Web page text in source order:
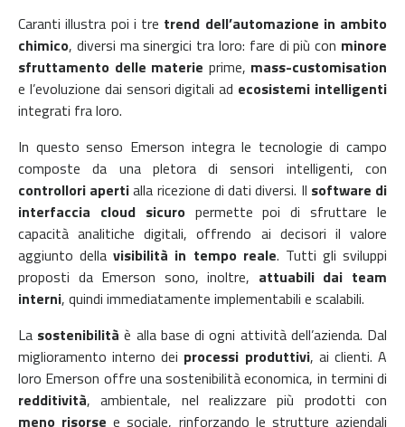
Caranti illustra poi i tre trend dell’automazione in ambito
chimico, diversi ma sinergici tra loro: fare di più con minore
sfruttamento delle materie prime, mass-customisation
e l’evoluzione dai sensori digitali ad ecosistemi intelligenti
integrati fra loro.
In questo senso Emerson integra le tecnologie di campo
composte da una pletora di sensori intelligenti, con
controllori apertialla ricezione di dati diversi. Il software di
interfaccia cloud sicuropermette poi di sfruttare le
capacità analitiche digitali, offrendo ai decisori il valore
aggiunto dellavisibilità in tempo reale. Tutti gli sviluppi
proposti da Emerson sono, inoltre, attuabili dai team
interni, quindi immediatamente implementabili e scalabili.
La sostenibilità è alla base di ogni attività dell’azienda. Dal
miglioramento interno dei processi produttivi, ai clienti. A
loro Emerson offre una sostenibilità economica, in termini di
redditività, ambientale, nel realizzare più prodotti con
meno risorse e sociale, rinforzando le strutture aziendali